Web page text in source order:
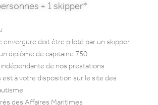
+ 1 skipper*
envergure doit être piloté par un skipper
diplôme de capitaine 750
de nos prestations
est à votre disposition sur le site des
des Affaires Maritimes